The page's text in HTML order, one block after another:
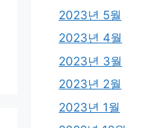
2023년 5월
2023년 4월
2023년 3월
2023년 2월
2023년 1월